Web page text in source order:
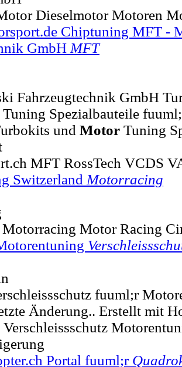
Dieselmotor Motoren
Chiptuning MFT -
GmbH MFT
Fahrzeugtechnik GmbH
Spezialbauteile
und Motor Tuning
MFT RossTech VCDS
Switzerland Motorracing
Motorracing Motor Racing
fuuml;r
Änderung.. Erstellt mit
Portal fuuml;r